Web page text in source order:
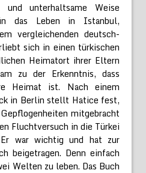
unterhaltsame Weise
das Leben in Istanbul,
vergleichenden deutsch-
sich in einen türkischen
Heimatort ihrer Eltern
zu der Erkenntnis, dass
Heimat ist. Nach einem
in Berlin stellt Hatice fest,
mitgebracht
Fluchtversuch in die Türkei
war wichtig und hat zur
beigetragen. Denn einfach
Welten zu leben. Das Buch